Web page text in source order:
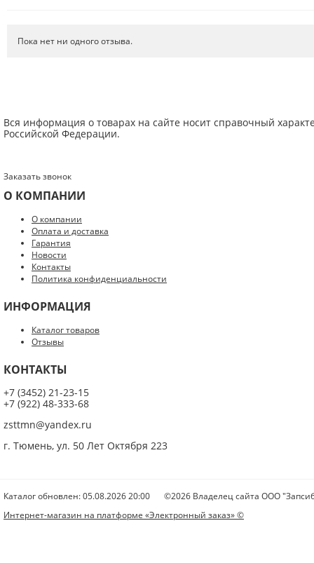
Введите код с картинки:
Я даю согласие на обработку моих персональных данных
Нажатием на кнопку «Опубликовать» я даю свое согласие на обработку
Пока нет ни одного отзыва.
Вся информация о товарах на сайте носит справочный
Российской Федерации.
Заказать звонок
О КОМПАНИИ
О компании
Оплата и доставка
Гарантия
Новости
Контакты
Политика конфиденциальности
ИНФОРМАЦИЯ
Каталог товаров
Отзывы
КОНТАКТЫ
+7 (3452) 21-23-15
+7 (922) 48-333-68
zsttmn@yandex.ru
г. Тюмень, ул. 50 Лет Октября 223
Каталог обновлен: 05.08.2026 20:00
©2026 Владелец сайта ООО
Интернет-магазин на платформе «Электронный заказ» ©